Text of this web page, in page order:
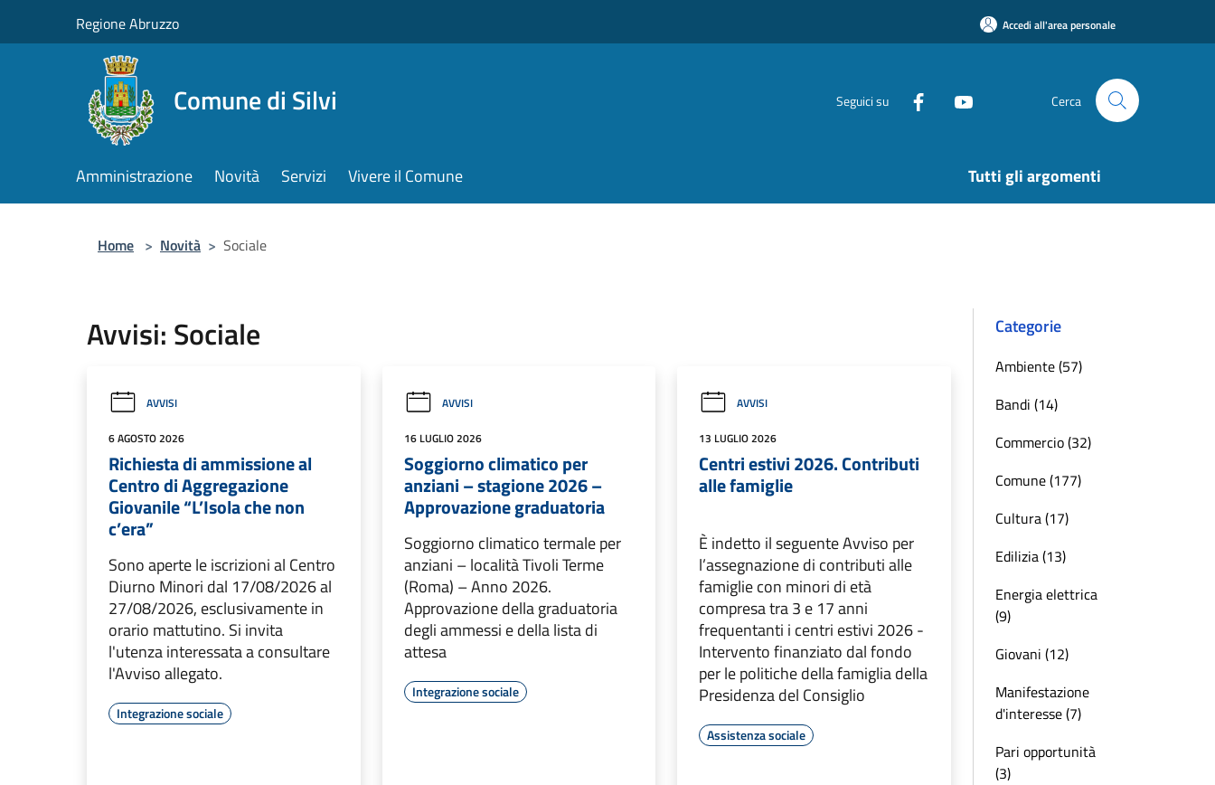
Regione Abruzzo Accedi all'area personale
Comune di Silvi Seguici su Cerca
Amministrazione Novità Servizi Vivere il Comune Tutti gli argomenti
Home > Novità > Sociale
Avvisi: Sociale
AVVISI
6 AGOSTO 2026
Richiesta di ammissione al
Centro di Aggregazione
Giovanile “L’Isola che non
c’era”
Sono aperte le iscrizioni al Centro
Diurno Minori dal 17/08/2026 al
27/08/2026, esclusivamente in
orario mattutino. Si invita
l'utenza interessata a consultare
l'Avviso allegato.
Integrazione sociale
AVVISI
16 LUGLIO 2026
Soggiorno climatico per
anziani – stagione 2026 –
Approvazione graduatoria
Soggiorno climatico termale per
anziani – località Tivoli Terme
(Roma) – Anno 2026.
Approvazione della graduatoria
degli ammessi e della lista di
attesa
Integrazione sociale
AVVISI
13 LUGLIO 2026
Centri estivi 2026. Contributi
alle famiglie
È indetto il seguente Avviso per
l’assegnazione di contributi alle
famiglie con minori di età
compresa tra 3 e 17 anni
frequentanti i centri estivi 2026 -
Intervento finanziato dal fondo
per le politiche della famiglia della
Presidenza del Consiglio
Assistenza sociale
Categorie
Ambiente (57)
Bandi (14)
Commercio (32)
Comune (177)
Cultura (17)
Edilizia (13)
Energia elettrica
(9)
Giovani (12)
Manifestazione
d'interesse (7)
Pari opportunità
(3)